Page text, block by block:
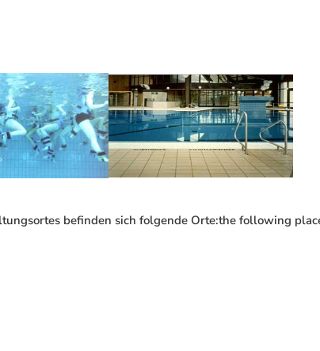
befinden sich folgende Orte:the following